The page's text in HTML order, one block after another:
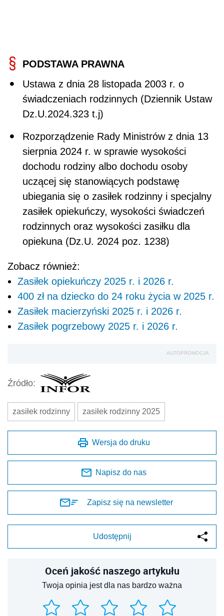
PODSTAWA PRAWNA
Ustawa z dnia 28 listopada 2003 r. o
świadczeniach rodzinnych (Dziennik Ustaw
Dz.U.2024.323 t.j)
Rozporządzenie Rady Ministrów z dnia 13
sierpnia 2024 r. w sprawie wysokości
dochodu rodziny albo dochodu osoby
uczącej się stanowiących podstawę
ubiegania się o zasiłek rodzinny i specjalny
zasiłek opiekuńczy, wysokości świadczeń
rodzinnych oraz wysokości zasiłku dla
opiekuna (Dz.U. 2024 poz. 1238)
Zobacz również:
Zasiłek opiekuńczy 2025 r. i 2026 r.
400 zł na dziecko do 24 roku życia w 2025 r.
Zasiłek macierzyński 2025 r. i 2026 r.
Zasiłek pogrzebowy 2025 r. i 2026 r.
AUTOPROMOCJA
Źródło:
zasiłek rodzinny zasiłek rodzinny 2025
Wersja do druku
Napisz do nas
Zapisz się na newsletter
Udostępnij
Oceń jakość naszego artykułu
Twoja opinia jest dla nas bardzo ważna